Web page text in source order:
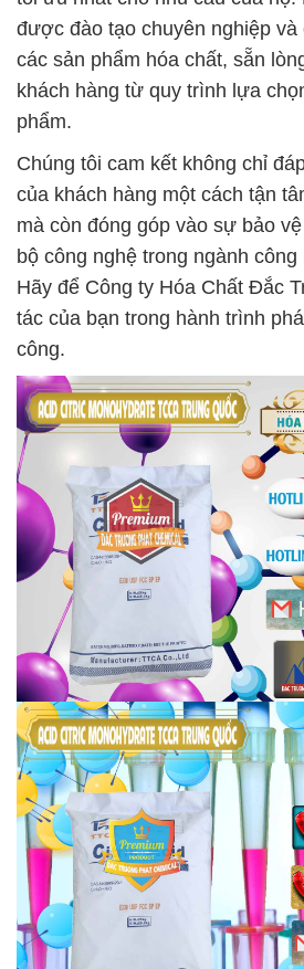
được đào tạo chuyên nghiệp
các sản phẩm hóa chất, sẵn
khách hàng từ quy trình lựa
phẩm.
Chúng tôi cam kết không chỉ
của khách hàng một cách tận
mà còn đóng góp vào sự bảo
bộ công nghệ trong ngành
Hãy để Công ty Hóa Chất Đắc
tác của bạn trong hành trình
công.